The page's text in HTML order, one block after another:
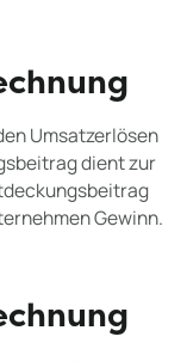
Umsatzerlösen
dient zur
Gewinn.